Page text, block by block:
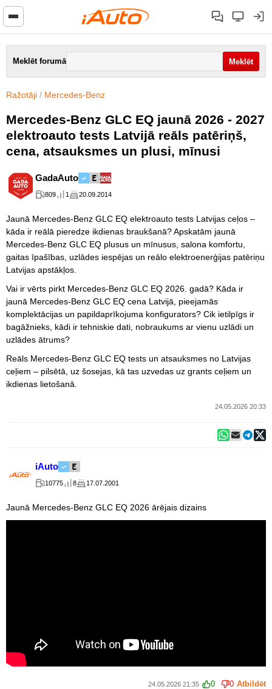
Meklēt forumā
Ražotāji / Mercedes-Benz
Mercedes-Benz GLC EQ jaunā 2026 - 2027
elektroauto tests Latvijā reāls patēriņš,
cena, atsauksmes un plusi, mīnusi
GadaAuto
809 1 20.09.2014
Jaunā Mercedes-Benz GLC EQ elektroauto tests Latvijas ceļos –
kāda ir reālā pieredze ikdienas braukšanā? Apskatām jaunā
Mercedes-Benz GLC EQ plusus un mīnusus, salona komfortu,
gaitas īpašības, uzlādes iespējas un reālo elektroenerģijas patēriņu
Latvijas apstākļos.
Vai ir vērts pirkt Mercedes-Benz GLC EQ 2026. gadā? Kāda ir
jaunā Mercedes-Benz GLC EQ cena Latvijā, pieejamās
komplektācijas un papildaprīkojuma konfigurators? Cik ietilpīgs ir
bagāžnieks, kādi ir tehniskie dati, nobraukums ar vienu uzlādi un
uzlādes ātrums?
Reāls Mercedes-Benz GLC EQ tests un atsauksmes no Latvijas
ceļiem – pilsētā, uz šosejas, kā tas uzvedas uz grants ceļiem un
ikdienas lietošanā.
24.05.2026 20:33
iAuto
10775 8 17.07.2001
Jaunā Mercedes-Benz GLC EQ 2026 ārējais dizains
24.05.2026 21:35 0 0 Atbildēt